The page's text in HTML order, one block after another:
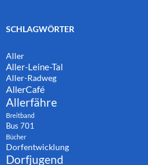
SCHLAGWÖRTER
Aller
Aller-Leine-Tal
Aller-Radweg
AllerCafé
Allerfähre
Breitband
Bus 701
Bücher
Dorfentwicklung
Dorfjugend